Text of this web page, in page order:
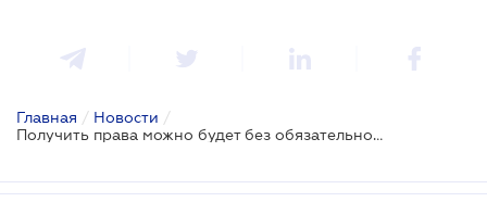
Главная / Новости /
Получить права можно будет без обязательного обучения в автошколе - проект